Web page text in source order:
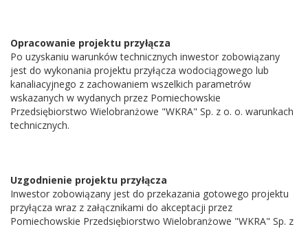
Opracowanie projektu przyłącza
Po uzyskaniu warunków technicznych inwestor zobowiązany
jest do wykonania projektu przyłącza wodociągowego lub
kanaliacyjnego z zachowaniem wszelkich parametrów
wskazanych w wydanych przez Pomiechowskie
Przedsiębiorstwo Wielobranżowe "WKRA" Sp. z o. o. warunkach
technicznych.
Uzgodnienie projektu przyłącza
Inwestor zobowiązany jest do przekazania gotowego projektu
przyłącza wraz z załącznikami do akceptacji przez
Pomiechowskie Przedsiębiorstwo Wielobranżowe "WKRA" Sp. z